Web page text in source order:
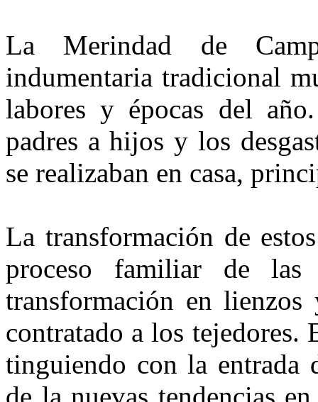
La Merindad de
indumentaria tradicional
labores y épocas del
padres a hijos y los
se realizaban en casa,
La transformación de
pro­ceso familiar de
transformación en
contratado a los
tinguiendo con la
de la nuevas tendencias